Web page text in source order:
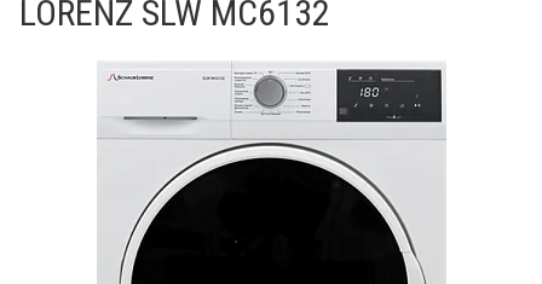
LORENZ SLW MC6132